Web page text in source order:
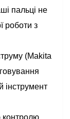
пальці не
роботи з
(Makita
інструмент
контролю